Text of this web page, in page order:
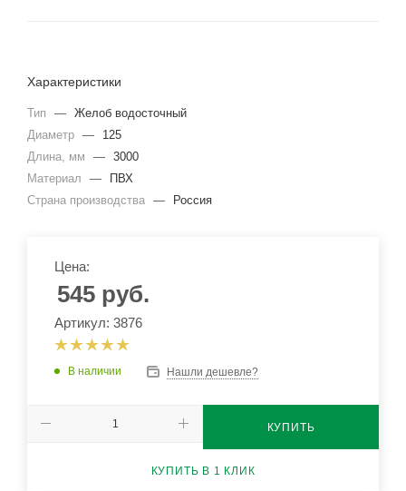
Характеристики
Тип — Желоб водосточный
Диаметр —
125
Длина, мм
— 3000
Материал
—
ПВХ
Страна производства — Россия
Цена:
545 руб.
Артикул: 3876
В наличии Нашли дешевле?
КУПИТЬ
КУПИТЬ В 1 КЛИК